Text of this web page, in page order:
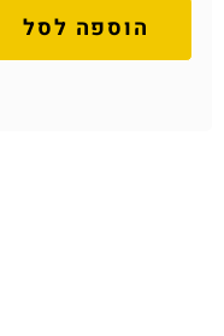
הוספה לסל